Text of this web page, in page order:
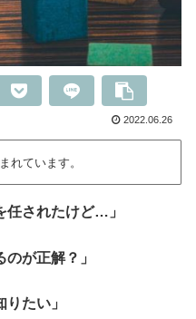
2022.06.26
れています。
任されたけど…」
が正解？」
たい」